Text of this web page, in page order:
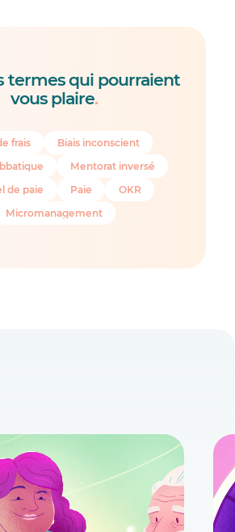
termes qui pourraient
vous plaire.
frais
Biais inconscient
Mentorat inversé
de paie
Paie
OKR
Micromanagement